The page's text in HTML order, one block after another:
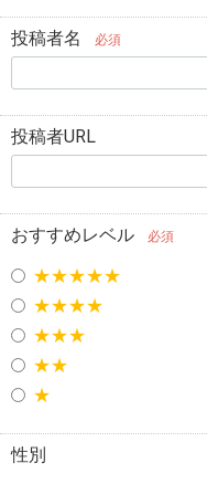
投稿者名 必須
投稿者URL
おすすめレベル 必須
★★★★★
★★★★
★★★
★★
★
性別